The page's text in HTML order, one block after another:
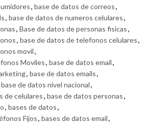
, base de datos de correos,
, base de datos de numeros celulares,
, Base de datos de personas fisicas,
, base de datos de telefonos celulares,
movil,
Moviles, base de datos email,
, base de datos emails,
base de datos nivel nacional,
de celulares, base de datos personas,
, bases de datos,
Fijos, bases de datos email,